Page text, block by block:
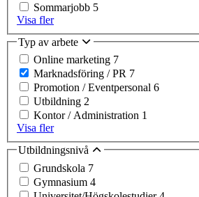
Sommarjobb 5
Visa fler
Typ av arbete
Online marketing 7
Marknadsföring / PR 7
Promotion / Eventpersonal 6
Utbildning 2
Kontor / Administration 1
Visa fler
Utbildningsnivå
Grundskola 7
Gymnasium 4